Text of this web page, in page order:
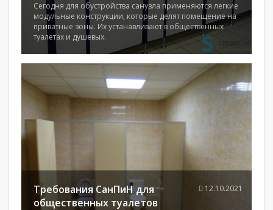
Сегодня для обустройства санузла применяются легкие
модульные конструкции, которые делят помещение на
приватные зоны. Их устанавливают в общественных
туалетах и душевых.
Требования СанПиН для
общественных туалетов
12.10.2021